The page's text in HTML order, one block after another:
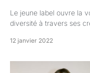
Le jeune label ouvre la
diversité à travers ses
12 janvier 2022